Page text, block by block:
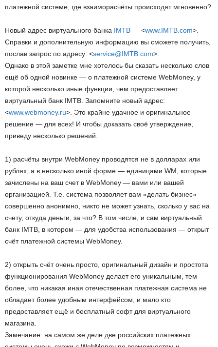
платежной системе, где взаиморасчёты происходят мгновенно?
Новый адрес виртуального банка IMTB — <www.IMTB.com>.
Cправки и дополнительную информацию вы сможете получить,
послав запрос по адресу: <service@IMTB.com>.
Однако в этой заметке мне хотелось бы сказать несколько слов
ещё об одной новинке — о платежной системе WebMoney, у
которой несколько иные функции, чем предоставляет
виртуальный банк IMTB. Запомните новый адрес:
<www.webmoney.ru>. Это крайне удачное и оригинальное
решение — для всех! И чтобы доказать своё утверждение,
приведу несколько решений:
1) расчёты внутри WebMoney проводятся не в долларах или
рублях, а в несколько иной форме — единицами WM, которые
зачислены на ваш счет в WebMoney — вами или вашей
организацией. Т.е. система позволяет вам «делать бизнес»
совершенно анонимно, никто не может узнать, сколько у вас на
счету, откуда деньги, за что? В том числе, и сам виртуальный
банк IMTB, в котором — для удобства использования — открыт
счёт платежной системы WebMoney.
2) открыть счёт очень просто, оригинальный дизайн и простота
функционирования WebMoney делает его уникальным, тем
более, что никакая иная отечественная платежная система не
обладает более удобным интерфейсом, и мало кто
предоставляет ещё и бесплатный софт для виртуального
магазина.
Замечание: на самом же деле две российских платежных